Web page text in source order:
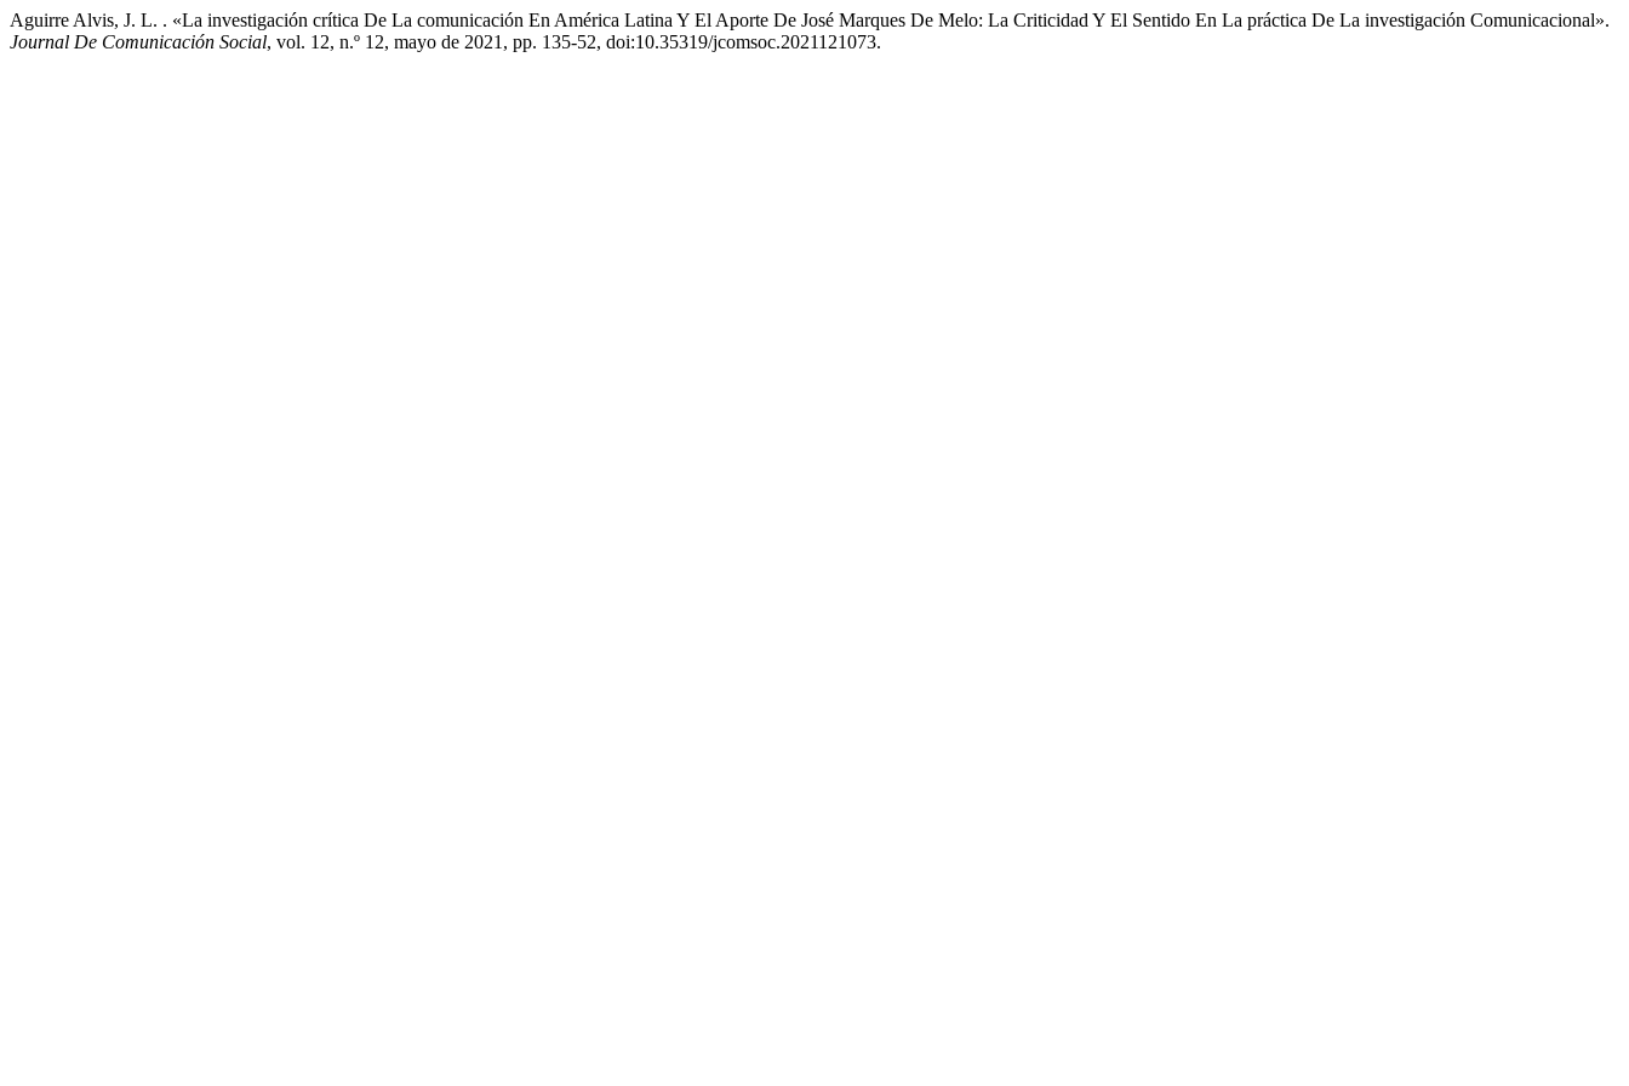
Aguirre Alvis, J. L. . «La investigación crítica De La comunicación En América Latina Y El Aporte De José Marques De Melo: La Criticidad Y El Sentido En La práctica De La investigación Comunicacional».
Journal De Comunicación Social, vol. 12, n.º 12, mayo de 2021, pp. 135-52, doi:10.35319/jcomsoc.2021121073.